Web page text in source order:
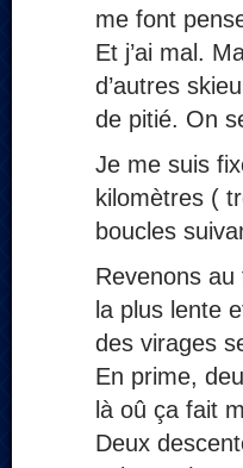
me font
Et j’ai mal.
d’autres
de pitié. On
Je me suis
kilomètres (
boucles
Revenons
la plus lente
des virages
En prime,
là oû ça fait
Deux